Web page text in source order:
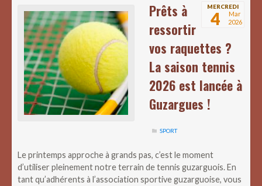
MERCREDI
4
Mar
2026
Prêts à
ressortir
vos raquettes ?
La saison tennis
2026 est lancée à
Guzargues !
SPORT
Le printemps approche à grands pas, c’est le moment
d’utiliser pleinement notre terrain de tennis guzarguois. En
tant qu’adhérents à l’association sportive guzarguoise, vous